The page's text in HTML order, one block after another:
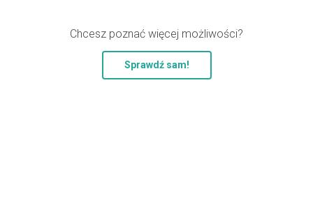
Chcesz poznać więcej możliwości?
Sprawdź sam!